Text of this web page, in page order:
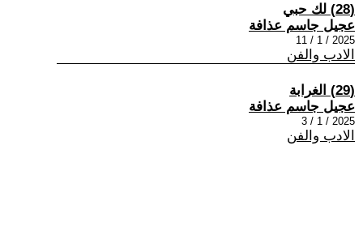
(28) لك حبي
عجيل جاسم عذافة
2025 / 1 / 11
الادب والفن
(29) الغرابة
عجيل جاسم عذافة
2025 / 1 / 3
الادب والفن